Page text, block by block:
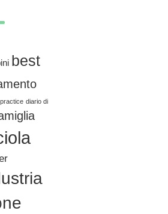
best
diario di